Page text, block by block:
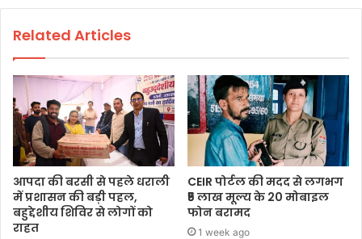
Related Articles
आपदा की बरसी से पहले धराली
में प्रशासन की बड़ी पहल,
बहुद्देशीय शिविर से लोगों को
राहत
CEIR पोर्टल की मदद से लगभग
₹5 लाख मूल्य के 20 मोबाइल
फोन बरामद
1 week ago